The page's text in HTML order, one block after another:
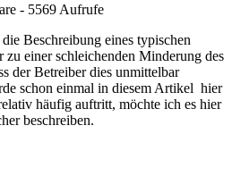
- 5569 Aufrufe
Beschreibung eines typischen
zu einer schleichenden Minderung des
der Betreiber dies unmittelbar
schon einmal in diesem Artikel hier
häufig auftritt, möchte ich es hier
beschreiben.